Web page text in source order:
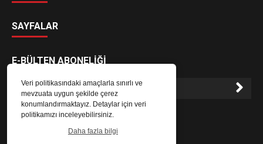
Veri politikasındaki amaçlarla sınırlı ve
mevzuata uygun şekilde çerez
konumlandırmaktayız. Detaylar için veri
politikamızı inceleyebilirsiniz.
Daha fazla bilgi
SAYFALAR
E-BÜLTEN ABONELİĞİ
E-Bülten aboneliği ile haberlere daha hızlı erişin.